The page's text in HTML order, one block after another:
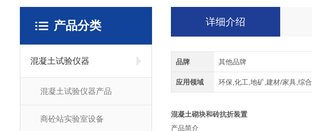
产品分类
混凝土试验仪器
混凝土试验仪器产品
商砼站实验室设备
详细介绍
品牌 其他品牌
应用领域 环保,化工,地矿,建材/家具,综合
混凝土砌块和砖抗折装置
产品简介